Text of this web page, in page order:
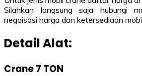
Silahkan langsung saja hubungi
negoisasi harga dan ketersediaan
Detail Alat:
Crane 7 TON